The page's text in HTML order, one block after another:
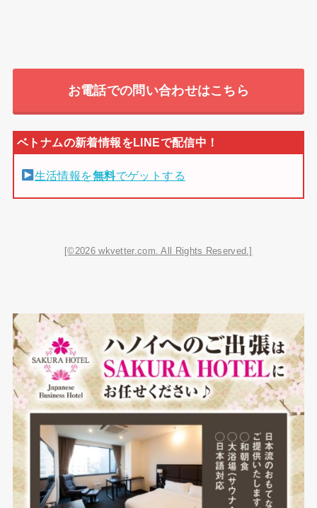
お電話での問い合わせはこちら
生活情報を無料でゲットする
[©2026 wkvetter.com. All Rights Reserved.]